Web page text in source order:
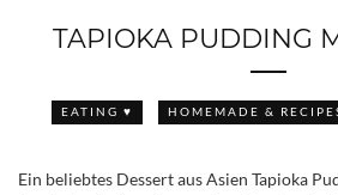
TAPIOKA PUDDING
EATING ♥ HOMEMADE &
Ein beliebtes Dessert aus Asien Tapioka